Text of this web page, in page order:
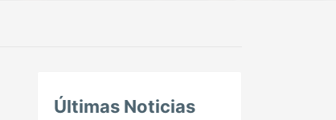
Últimas Noticias